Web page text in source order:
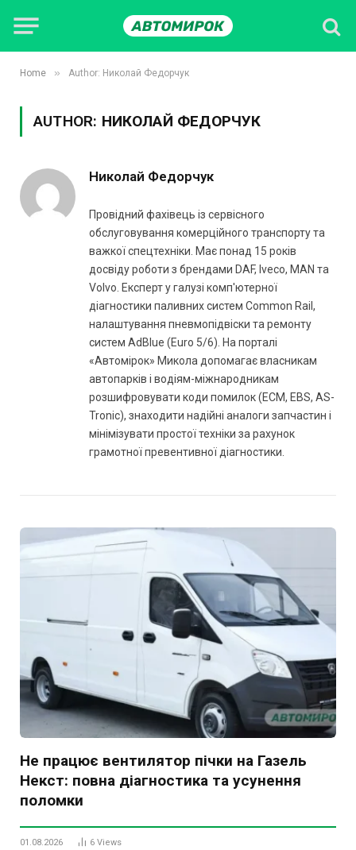
Home » Author: Николай Федорчук
AUTHOR: НИКОЛАЙ ФЕДОРЧУК
Николай Федорчук
Провідний фахівець із сервісного
обслуговування комерційного транспорту та
важкої спецтехніки. Має понад 15 років
досвіду роботи з брендами DAF, Iveco, MAN та
Volvo. Експерт у галузі комп'ютерної
діагностики паливних систем Common Rail,
налаштування пневмопідвіски та ремонту
систем AdBlue (Euro 5/6). На порталі
«Автомірок» Микола допомагає власникам
автопарків і водіям-міжнародникам
розшифровувати коди помилок (ECM, EBS, AS-
Tronic), знаходити надійні аналоги запчастин і
мінімізувати простої техніки за рахунок
грамотної превентивної діагностики.
Не працює вентилятор пічки на Газель
Некст: повна діагностика та усунення
поломки
01.08.2026 6 Views